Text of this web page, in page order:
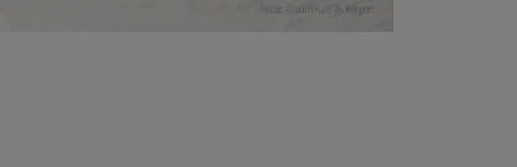
Foto: Eisenhut & Mayer